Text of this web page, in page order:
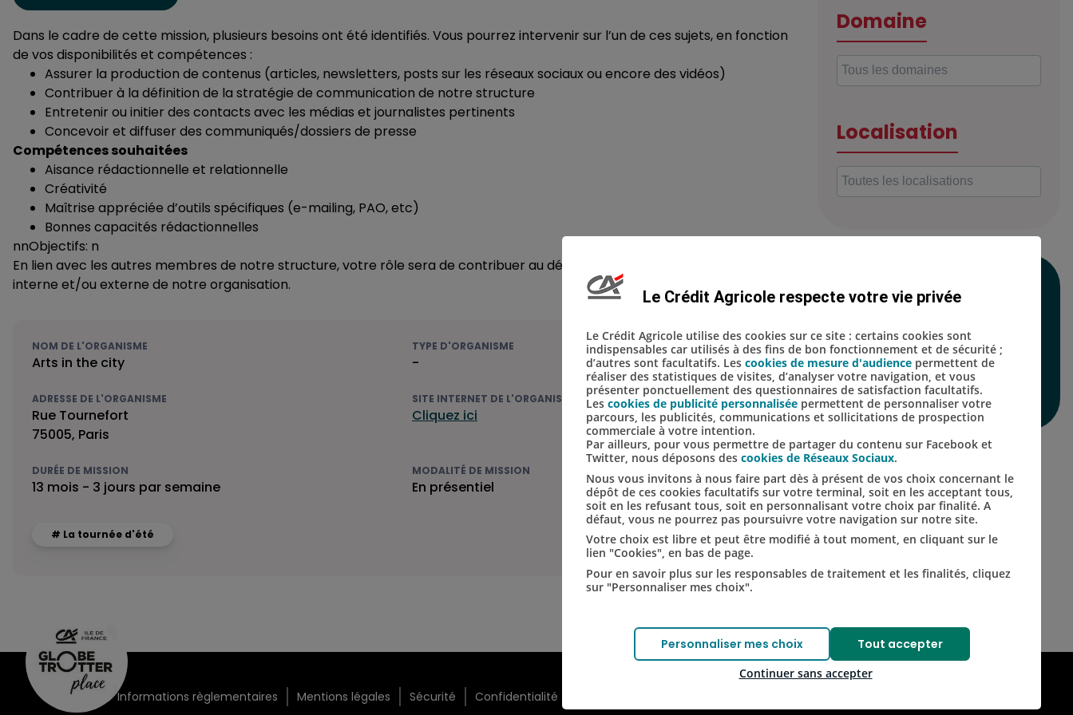
Dans le cadre de cette mission, plusieurs besoins ont été identifiés. Vous pourrez intervenir sur l’un de ces sujets, en fonction
de vos disponibilités et compétences :
Assurer la production de contenus (articles, newsletters, posts sur les réseaux sociaux ou encore des vidéos)
Contribuer à la définition de la stratégie de communication de notre structure
Entretenir ou initier des contacts avec les médias et journalistes pertinents
Concevoir et diffuser des communiqués/dossiers de presse
Compétences souhaitées
Aisance rédactionnelle et relationnelle
Créativité
Maîtrise appréciée d’outils spécifiques (e-mailing, PAO, etc)
Bonnes capacités rédactionnelles
nnObjectifs: n
En lien avec les autres membres de notre structure, votre rôle sera de contribuer au développement de la communication
interne et/ou externe de notre organisation.
NOM DE L'ORGANISME
Arts in the city
TYPE D'ORGANISME
-
ADRESSE DE L'ORGANISME
Rue Tournefort
75005, Paris
SITE INTERNET DE L'ORGANISME
Cliquez ici
DURÉE DE MISSION
13 mois - 3 jours par semaine
MODALITÉ DE MISSION
En présentiel
# La tournée d'été
Domaine
Localisation
SUIVEZ-NOUS SUR
SOCIAUX
Lien vers le compte
Lien vers le compte
Informations règlementaires Mentions légales Sécurité Confidentialité
Le Crédit Agricole respecte votre vie privée
Le Crédit Agricole utilise des cookies sur ce site : certains cookies sont
indispensables car utilisés à des fins de bon fonctionnement et de sécurité ;
d’autres sont facultatifs. Les cookies de mesure d'audience permettent de
réaliser des statistiques de visites, d’analyser votre navigation, et vous
présenter ponctuellement des questionnaires de satisfaction facultatifs.
Les cookies de publicité personnalisée permettent de personnaliser votre
parcours, les publicités, communications et sollicitations de prospection
commerciale à votre intention.
Par ailleurs, pour vous permettre de partager du contenu sur Facebook et
Twitter, nous déposons des cookies de Réseaux Sociaux.
Nous vous invitons à nous faire part dès à présent de vos choix concernant le
dépôt de ces cookies facultatifs sur votre terminal, soit en les acceptant tous,
soit en les refusant tous, soit en personnalisant votre choix par finalité. A
défaut, vous ne pourrez pas poursuivre votre navigation sur notre site.
Votre choix est libre et peut être modifié à tout moment, en cliquant sur le
lien "Cookies", en bas de page.
Pour en savoir plus sur les responsables de traitement et les finalités, cliquez
sur "Personnaliser mes choix".
Personnaliser mes choix Tout accepter
Continuer sans accepter